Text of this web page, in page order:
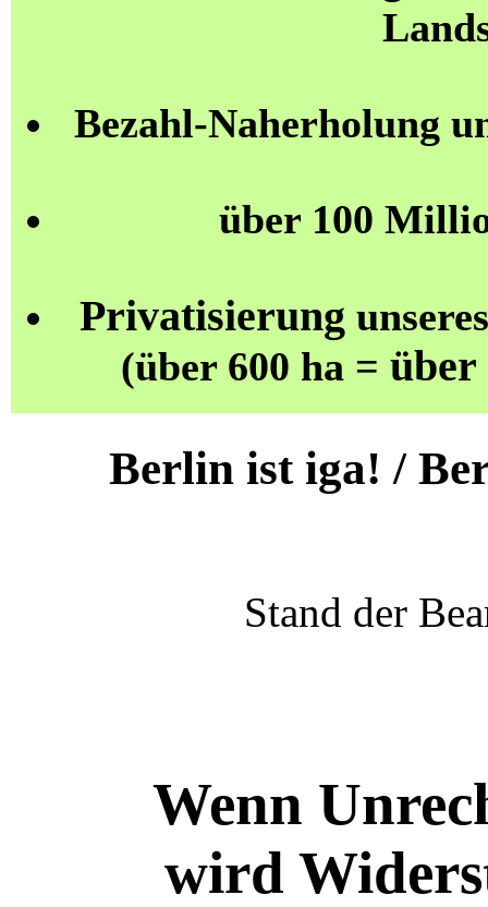
Bezahl-Naherholung
über 100
Privatisierung
(über 600 ha = über
Berlin ist iga! /
Stand der
Wenn
wird